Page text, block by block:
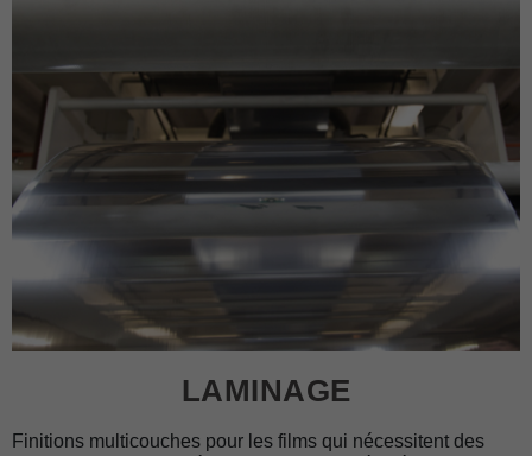
LAMINAGE
Finitions multicouches pour les films qui nécessitent des